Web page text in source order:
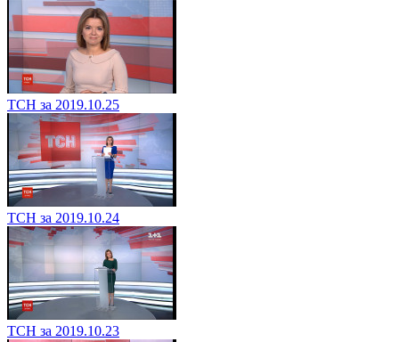
ТСН за 2019.10.25
ТСН за 2019.10.24
ТСН за 2019.10.23